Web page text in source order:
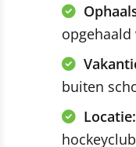
opgehaald
buiten
Locatie: